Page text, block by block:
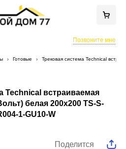
Позвоните мне
Готовые Трековая система Technical
Technical встраиваемая
белая 200x200 TS-S-
1-GU10-W
Поделится